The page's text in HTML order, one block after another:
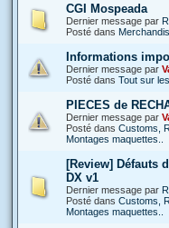
CGI Mospeada
Dernier message par
Posté dans
Informations
Dernier message par
Posté dans Tout sur
PIECES de
Dernier message par
Posté dans Customs,
Montages maquettes..
[Review] Défauts
DX v1
Dernier message par
Posté dans Customs,
Montages maquettes..